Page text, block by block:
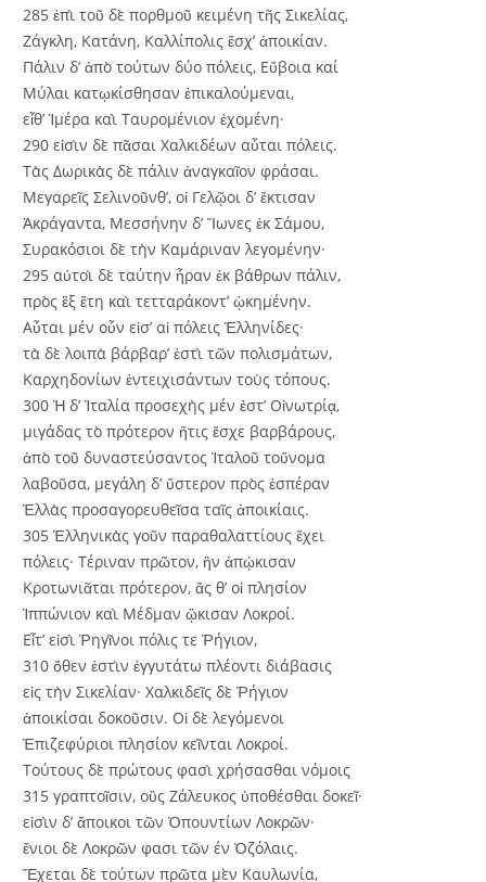
285 ἐπὶ τοῦ δὲ πορθμοῦ κειμένη τῆς Σικελίας,
Ζάγκλη, Κατάνη, Καλλίπολις ἔσχ’ ἀποικίαν.
Πάλιν δ’ ἀπὸ τούτων δύο πόλεις, Εὔβοια καί
Μύλαι κατῳκίσθησαν ἐπικαλούμεναι,
εἶθ’ Ἱμέρα καὶ Ταυρομένιον ἐχομένη·
290 εἰσὶν δὲ πᾶσαι Χαλκιδέων αὗται πόλεις.
Τὰς Δωρικὰς δὲ πάλιν ἀναγκαῖον φράσαι.
Μεγαρεῖς Σελινοῦνθ’, οἱ Γελῷοι δ’ ἔκτισαν
Ἀκράγαντα, Μεσσήνην δ’ Ἴωνες ἐκ Σάμου,
Συρακόσιοι δὲ τὴν Καμάριναν λεγομένην·
295 αὐτοὶ δὲ ταύτην ἦραν ἐκ βάθρων πάλιν,
πρὸς ἓξ ἔτη καὶ τετταράκοντ’ ᾠκημένην.
Αὗται μέν οὖν εἰσ’ αἱ πόλεις Ἑλληνίδες·
τὰ δὲ λοιπὰ βάρβαρ’ ἐστὶ τῶν πολισμάτων,
Καρχηδονίων ἐντειχισάντων τοὺς τόπους.
300 Ἡ δ’ Ἰταλία προσεχὴς μέν ἐστ’ Οἰνωτρίᾳ,
μιγάδας τὸ πρότερον ἥτις ἔσχε βαρβάρους,
ἀπὸ τοῦ δυναστεύσαντος Ἰταλοῦ τοὔνομα
λαβοῦσα, μεγάλη δ’ ὕστερον πρὸς ἑσπέραν
Ἑλλὰς προσαγορευθεῖσα ταῖς ἀποικίαις.
305 Ἑλληνικὰς γοῦν παραθαλαττίους ἔχει
πόλεις· Τέριναν πρῶτον, ἣν ἀπῴκισαν
Κροτωνιᾶται πρότερον, ἅς θ’ οἱ πλησίον
Ἱππώνιον καὶ Μέδμαν ᾤκισαν Λοκροί.
Εἶτ’ εἰσὶ Ῥηγῖνοι πόλις τε Ῥήγιον,
310 ὅθεν ἐστὶν ἐγγυτάτω πλέοντι διάβασις
εἰς τὴν Σικελίαν· Χαλκιδεῖς δὲ Ῥήγιον
ἀποικίσαι δοκοῦσιν. Οἱ δὲ λεγόμενοι
Ἐπιζεφύριοι πλησίον κεῖνται Λοκροί.
Τούτους δὲ πρώτους φασὶ χρήσασθαι νόμοις
315 γραπτοῖσιν, οὓς Ζάλευκος ὑποθέσθαι δοκεῖ·
εἰσὶν δ’ ἄποικοι τῶν Ὀπουντίων Λοκρῶν·
ἔνιοι δὲ Λοκρῶν φασι τῶν έν Ὀζόλαις.
Ἔχεται δὲ τούτων πρῶτα μὲν Καυλωνία,